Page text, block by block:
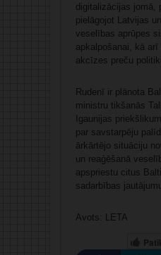
digitalizācijas jomā,
pielāgojot Latvijas
veselības aprūpes
apkalpošanai, kā
akcīzes preču
Rudenī ir plānota
ministru tikšanās
Igaunijas
par savstarpēju
ārkārtējo situāciju
un reaģēšanā
apspriestu citus
sadarbības
Avots: LETA